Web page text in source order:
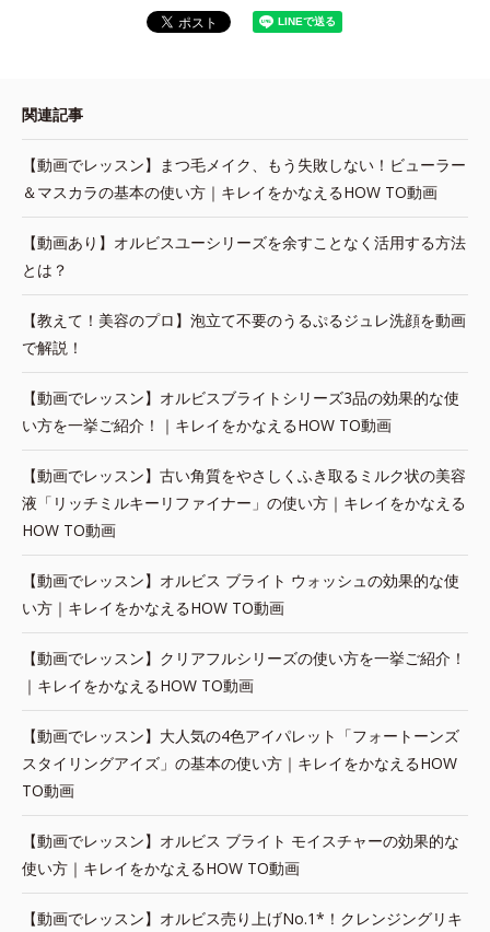
関連記事
【動画でレッスン】まつ毛メイク、もう失敗しない！ビューラー
＆マスカラの基本の使い方｜キレイをかなえるHOW TO動画
【動画あり】オルビスユーシリーズを余すことなく活用する方法
とは？
【教えて！美容のプロ】泡立て不要のうるぷるジュレ洗顔を動画
で解説！
【動画でレッスン】オルビスブライトシリーズ3品の効果的な使
い方を一挙ご紹介！｜キレイをかなえるHOW TO動画
【動画でレッスン】古い角質をやさしくふき取るミルク状の美容
液「リッチミルキーリファイナー」の使い方｜キレイをかなえる
HOW TO動画
【動画でレッスン】オルビス ブライト ウォッシュの効果的な使
い方｜キレイをかなえるHOW TO動画
【動画でレッスン】クリアフルシリーズの使い方を一挙ご紹介！
｜キレイをかなえるHOW TO動画
【動画でレッスン】大人気の4色アイパレット「フォートーンズ
スタイリングアイズ」の基本の使い方｜キレイをかなえるHOW
TO動画
【動画でレッスン】オルビス ブライト モイスチャーの効果的な
使い方｜キレイをかなえるHOW TO動画
【動画でレッスン】オルビス売り上げNo.1*！クレンジングリキ